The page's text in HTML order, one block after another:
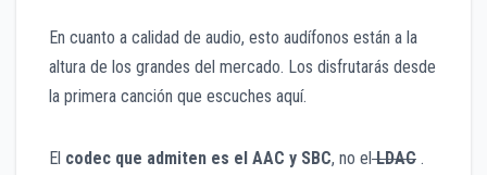
En cuanto a calidad de audio, esto audífonos están a la
altura de los grandes del mercado. Los disfrutarás desde
la primera canción que escuches aquí.
El codec que admiten es el AAC y SBC, no elLDAC .